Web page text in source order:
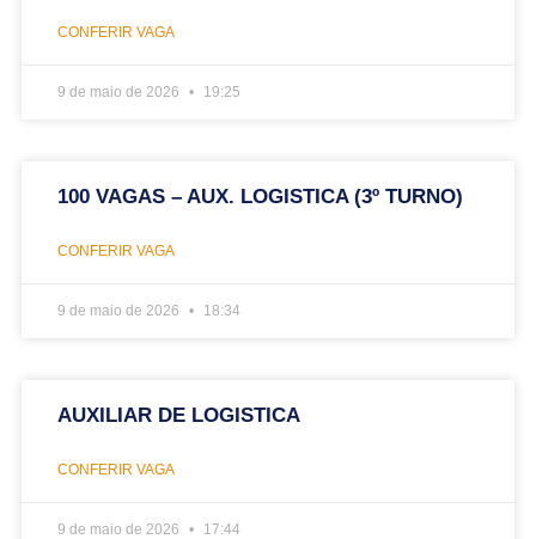
CONFERIR VAGA
9 de maio de 2026 19:25
100 VAGAS – AUX. LOGISTICA (3º TURNO)
CONFERIR VAGA
9 de maio de 2026 18:34
AUXILIAR DE LOGISTICA
CONFERIR VAGA
9 de maio de 2026 17:44